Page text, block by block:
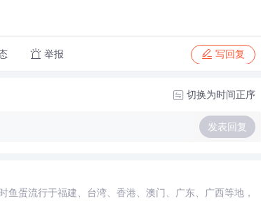
举报 写回复
切换为时间正序
发表回复
蛋流行于福建、台湾、香港、澳门、广东、广西等地，